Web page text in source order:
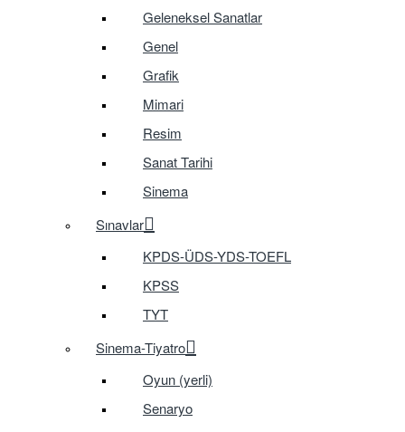
Geleneksel Sanatlar
Genel
Grafik
Mimari
Resim
Sanat Tarihi
Sinema
Sınavlar
KPDS-ÜDS-YDS-TOEFL
KPSS
TYT
Sinema-Tiyatro
Oyun (yerli)
Senaryo